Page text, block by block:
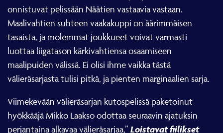
onnistuvat pelissään Näätien vastaavia vastaan.
Maalivahtien suhteen vaakakuppi on äärimmäisen
tasaista, ja molemmat joukkueet voivat varmasti
luottaa liigatason kärkivahtiensa osaamiseen
maalipuiden välissä. Ei olisi ihme vaikka tästä
välieräsarjasta tulisi pitkä, ja pienten marginaalien sarja.
Viimekevään välieräsarjan kutospelissä paketoinut
hyökkääjä Mikko Laakso odottaa seuraavin ajatuksin
perjantaina alkavaa välieräsarjaa,” Loistavat fiilikset